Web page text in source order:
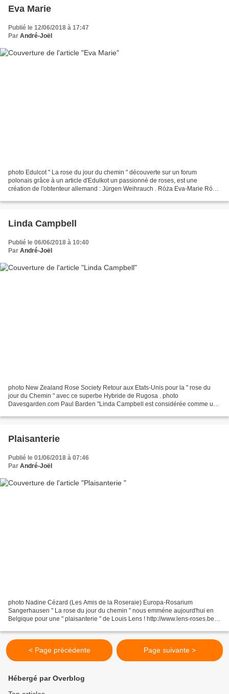
Eva Marie
Publié le 12/06/2018 à 17:47
Par André-Joël
photo Edulcot " La rose du jour du chemin " découverte sur un forum
polonais grâce à un article d'Edulkot un passionné de roses, est une
création de l'obtenteur allemand : Jürgen Weihrauch . Róża Eva-Marie Róża
Linda Campbell
Publié le 06/06/2018 à 10:40
Par André-Joël
photo New Zealand Rose Society Retour aux Etats-Unis pour la " rose du
jour du Chemin " avec ce superbe Hybride de Rugosa . photo
Davesgarden.com Paul Barden "Linda Campbell est considérée comme une
Plaisanterie
Publié le 01/06/2018 à 07:46
Par André-Joël
photo Nadine Cézard (Les Amis de la Roseraie) Europa-Rosarium
Sangerhausen " La rose du jour du chemin " nous emméne aujourd'hui en
Belgique pour une " plaisanterie " de Louis Lens ! http://www.lens-roses.be
< Page précédente Page suivante >
Hébergé par Overblog